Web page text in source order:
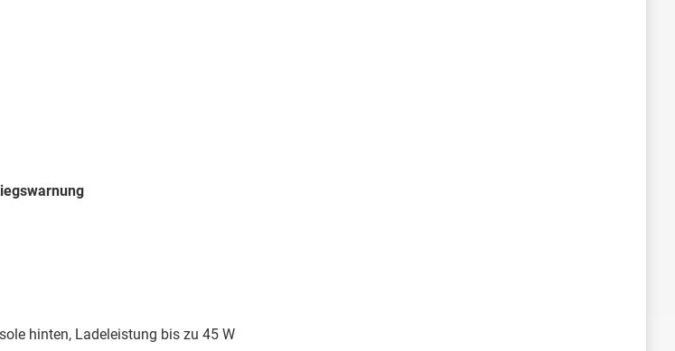
hinten, Ladeleistung bis zu 45 W